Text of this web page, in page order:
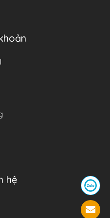
hệ